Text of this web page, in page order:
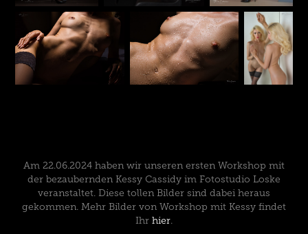
Am 22.06.2024 haben wir unseren ersten Workshop mit
der bezaubernden Kessy Cassidy im Fotostudio Loske
veranstaltet. Diese tollen Bilder sind dabei heraus
gekommen. Mehr Bilder von Workshop mit Kessy findet
Ihr hier